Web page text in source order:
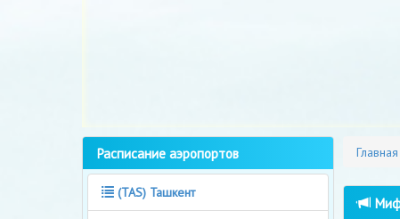
Главная
Расписание аэропортов
(TAS) Ташкент